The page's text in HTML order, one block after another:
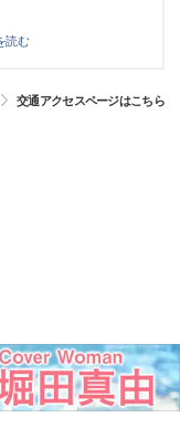
読む
交通アクセスページはこちら